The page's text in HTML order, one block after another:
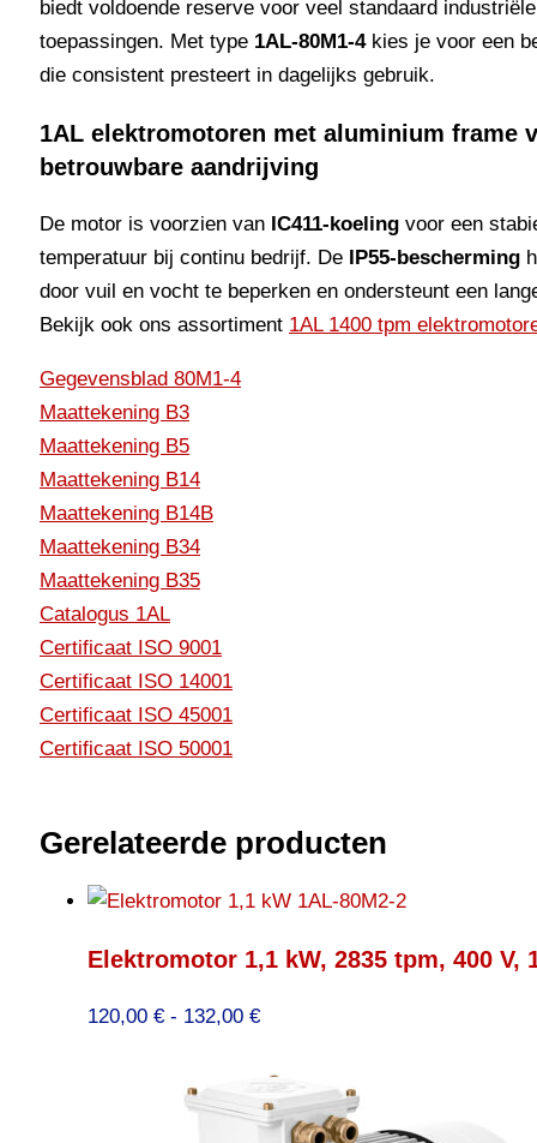
biedt voldoende reserve voor veel standaard industriële
toepassingen. Met type 1AL-80M1-4kies je voor een
die consistent presteert in dagelijks gebruik.
1AL elektromotoren met aluminium frame
betrouwbare aandrijving
De motor is voorzien van IC411-koeling voor een
temperatuur bij continu bedrijf. De IP55-bescherming
door vuil en vocht te beperken en ondersteunt een
Bekijk ook ons assortiment 1AL 1400 tpm
Gegevensblad 80M1-4
Maattekening B3
Maattekening B5
Maattekening B14
Maattekening B14B
Maattekening B34
Maattekening B35
Catalogus 1AL
Certificaat ISO 9001
Certificaat ISO 14001
Certificaat ISO 45001
Certificaat ISO 50001
Gerelateerde producten
Elektromotor 1,1 kW, 2835 tpm, 400 V,
120,00 € - 132,00 €Prijsklasse:
tot
132,00 €